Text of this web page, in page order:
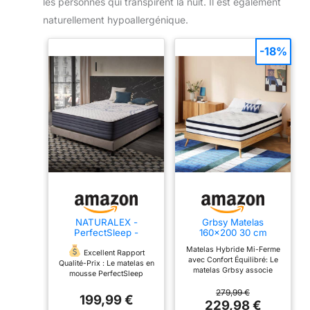
l'emballage à l'aide des outils fournis. Veuillez attendre
complètement avant utilisation
naturellement hypoallergénique.
NATURALEX -
PerfectSleep -
Matelas 160x200 -
Épais 30 cm
Excellent Rapport
Qualité-Prix : Le matelas en
mousse PerfectSleep
d'épaisseur intègre une
mousse haute densité dans
199,99 €
Grbsy Matelas
160x200 30 cm
Ensachés et Mémoire,
Latex
Matelas Hybride Mi-Ferme
avec Confort Équilibré: Le
matelas Grbsy associe
forme gel, latex et ressorts
ensachés indépendants
279,99 €
229,98 €
-18%